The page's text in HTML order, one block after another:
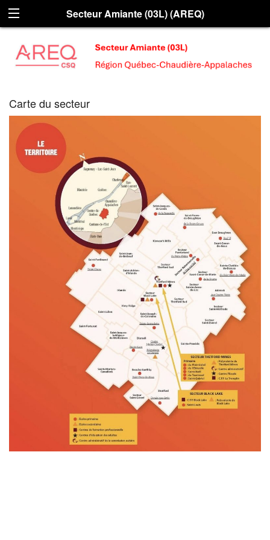
Secteur Amiante (03L) (AREQ)
Carte du secteur